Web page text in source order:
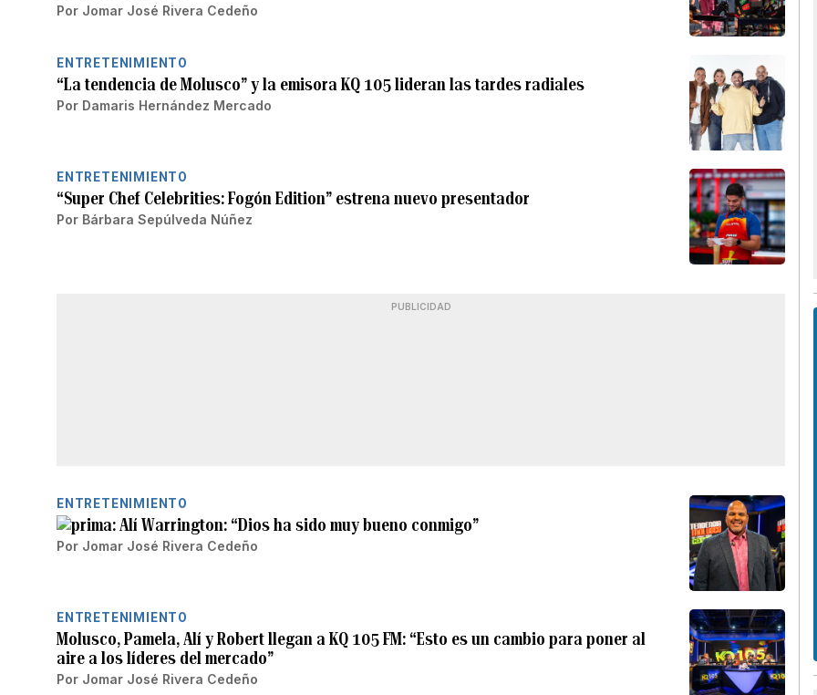
Por Jomar José Rivera Cedeño
ENTRETENIMIENTO
“La tendencia de Molusco” y la emisora KQ 105 lideran las tardes radiales
Por Damaris Hernández Mercado
ENTRETENIMIENTO
“Super Chef Celebrities: Fogón Edition” estrena nuevo presentador
Por Bárbara Sepúlveda Núñez
PUBLICIDAD
ENTRETENIMIENTO
Alí Warrington: “Dios ha sido muy bueno conmigo”
Por Jomar José Rivera Cedeño
ENTRETENIMIENTO
Molusco, Pamela, Alí y Robert llegan a KQ 105 FM: “Esto es un cambio para poner al
aire a los líderes del mercado”
Por Jomar José Rivera Cedeño